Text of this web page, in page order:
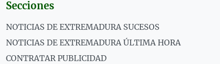
Secciones
NOTICIAS DE EXTREMADURA SUCESOS
NOTICIAS DE EXTREMADURA ÚLTIMA HORA
CONTRATAR PUBLICIDAD